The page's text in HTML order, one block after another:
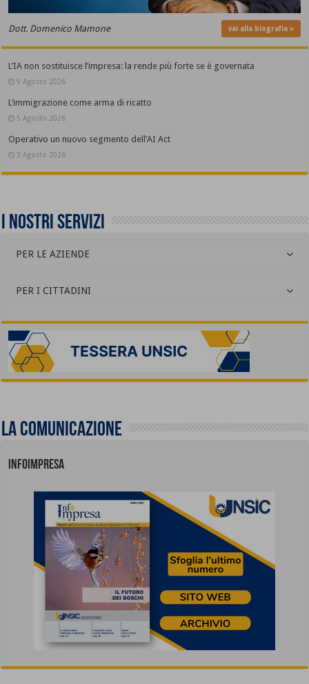
Dott. Domenico Mamone vai alla biografia »
L’IA non sostituisce l’impresa: la rende più forte se è governata
9 Agosto 2026
L’immigrazione come arma di ricatto
5 Agosto 2026
Operativo un nuovo segmento dell’AI Act
3 Agosto 2026
I nostri servizi
PER LE AZIENDE
PER I CITTADINI
La comunicazione
INFOIMPRESA